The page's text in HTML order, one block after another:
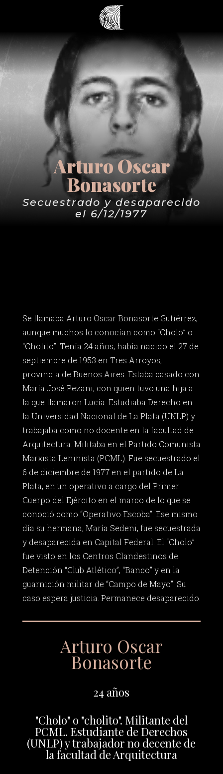
Arturo Oscar
Bonasorte
Secuestrado y desaparecido
el 6/12/1977
Se llamaba Arturo Oscar Bonasorte Gutiérrez,
aunque muchos lo conocían como “Cholo” o
“Cholito”. Tenía 24 años, había nacido el 27 de
septiembre de 1953 en Tres Arroyos,
provincia de Buenos Aires. Estaba casado con
María José Pezani, con quien tuvo una hija a
la que llamaron Lucía. Estudiaba Derecho en
la Universidad Nacional de La Plata (UNLP) y
trabajaba como no docente en la facultad de
Arquitectura. Militaba en el Partido Comunista
Marxista Leninista (PCML). Fue secuestrado el
6 de diciembre de 1977 en el partido de La
Plata, en un operativo a cargo del Primer
Cuerpo del Ejército en el marco de lo que se
conoció como “Operativo Escoba”. Ese mismo
día su hermana, María Sedeni, fue secuestrada
y desaparecida en Capital Federal. El “Cholo”
fue visto en los Centros Clandestinos de
Detención “Club Atlético”, “Banco” y en la
guarnición militar de “Campo de Mayo”. Su
caso espera justicia. Permanece desaparecido.
Arturo Oscar
Bonasorte
24 años
"Cholo" o "cholito". Militante del
PCML. Estudiante de Derechos
(UNLP) y trabajador no decente de
la facultad de Arquitectura